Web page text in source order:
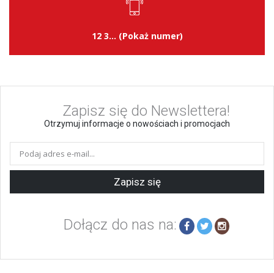
12 3... (Pokaż numer)
Zapisz się do Newslettera!
Otrzymuj informacje o nowościach i promocjach
Zapisz się
Dołącz do nas na: